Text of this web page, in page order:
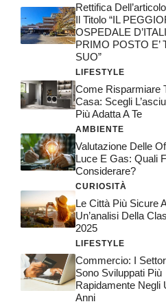
Rettifica
Il Titolo “IL
OSPEDALE
PRIMO POSTO E’
SUO”
LIFESTYLE
Come Risparmiare
Casa: Scegli
Più Adatta A Te
AMBIENTE
Valutazione Delle
Luce E Gas: Quali
Considerare?
CURIOSITÀ
Le Città Più Sicure
Un’analisi Della
2025
LIFESTYLE
Commercio: I
Sono Sviluppati Più
Rapidamente Negli
Anni